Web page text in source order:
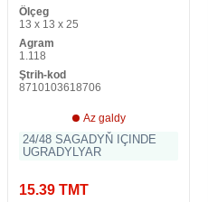
Ölçeg
13 x 13 x 25
Agram
1.118
Ştrih-kod
8710103618706
Az galdy
24/48 SAGADYŇ IÇINDE
UGRADYLYAR
15.39 TMT